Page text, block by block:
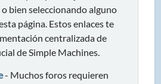
bien seleccionando alguno
página. Estos enlaces te
centralizada de
de Simple Machines.
- Muchos foros requieren